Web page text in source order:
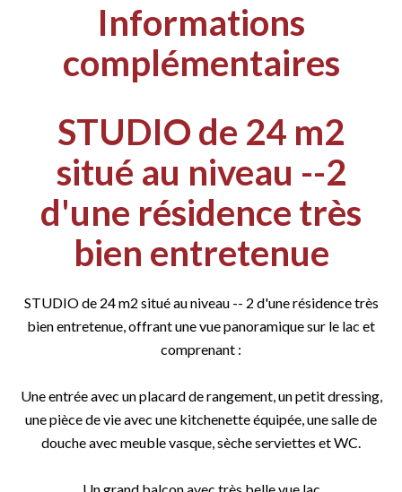
Informations
complémentaires
STUDIO de 24 m2
situé au niveau --2
d'une résidence très
bien entretenue
STUDIO de 24 m2 situé au niveau -- 2 d'une résidence très
bien entretenue, offrant une vue panoramique sur le lac et
comprenant :
Une entrée avec un placard de rangement, un petit dressing,
une pièce de vie avec une kitchenette équipée, une salle de
douche avec meuble vasque, sèche serviettes et WC.